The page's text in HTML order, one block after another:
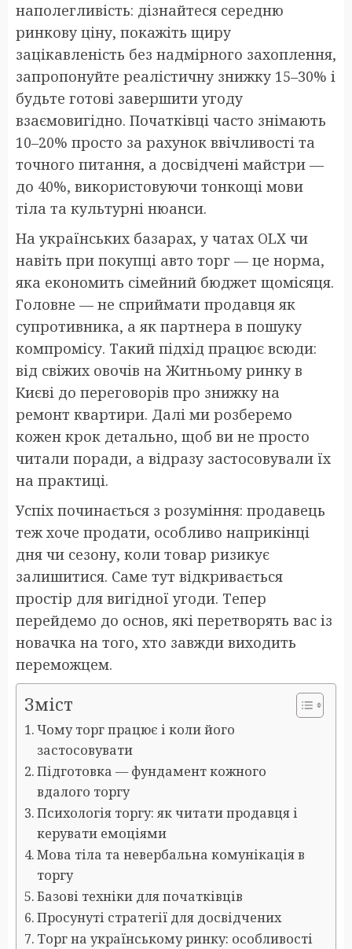
наполегливість: дізнайтеся середню
ринкову ціну, покажіть щиру
зацікавленість без надмірного захоплення,
запропонуйте реалістичну знижку 15–30% і
будьте готові завершити угоду
взаємовигідно. Початківці часто знімають
10–20% просто за рахунок ввічливості та
точного питання, а досвідчені майстри —
до 40%, використовуючи тонкощі мови
тіла та культурні нюанси.
На українських базарах, у чатах OLX чи
навіть при покупці авто торг — це норма,
яка економить сімейний бюджет щомісяця.
Головне — не сприймати продавця як
супротивника, а як партнера в пошуку
компромісу. Такий підхід працює всюди:
від свіжих овочів на Житньому ринку в
Києві до переговорів про знижку на
ремонт квартири. Далі ми розберемо
кожен крок детально, щоб ви не просто
читали поради, а відразу застосовували їх
на практиці.
Успіх починається з розуміння: продавець
теж хоче продати, особливо наприкінці
дня чи сезону, коли товар ризикує
залишитися. Саме тут відкривається
простір для вигідної угоди. Тепер
перейдемо до основ, які перетворять вас із
новачка на того, хто завжди виходить
переможцем.
Зміст
Чому торг працює і коли його
застосовувати
Підготовка — фундамент кожного
вдалого торгу
Психологія торгу: як читати продавця і
керувати емоціями
Мова тіла та невербальна комунікація в
торгу
Базові техніки для початківців
Просунуті стратегії для досвідчених
Торг на українському ринку: особливості